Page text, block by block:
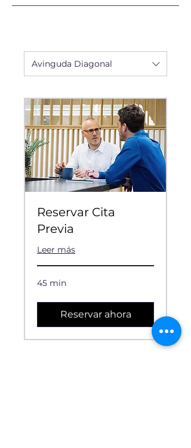
Avinguda Diagonal
Reservar Cita
Previa
Leer más
45 min
Reservar ahora